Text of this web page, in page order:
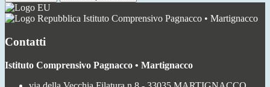
Istituto Comprensivo Pagnacco • Martignacco
Contatti
Istituto Comprensivo Pagnacco • Martignacco